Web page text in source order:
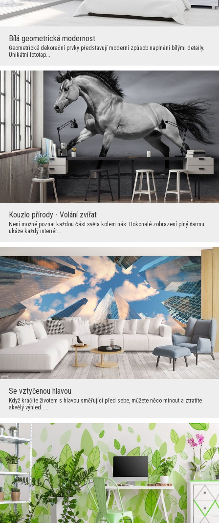
Bílá geometrická modernost
Geometrické dekorační prvky představují moderní způsob naplnění bílými detaily.
Unikátní fototap...
Kouzlo přírody - Volání zvířat
Není možné poznat každou část světa kolem nás. Dokonalé zobrazení plný šarmu
ukáže každý interiér...
Se vztyčenou hlavou
Když kráčíte životem s hlavou směřující před sebe, můžete něco minout a ztratíte
skvělý výhled. ...